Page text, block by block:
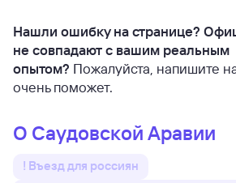
Нашли ошибку на странице?
не совпадают с вашим реальным
опытом? Пожалуйста, напишите
очень поможет.
О Саудовской Аравии
! Въезд для россиян